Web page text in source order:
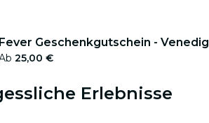
Fever Geschenkgutschein - Venedig
25,00 €
Erlebnisse